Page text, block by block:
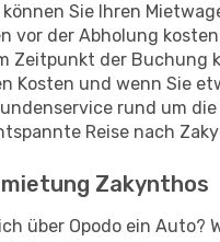
Sie Ihren
vor der Abholung
Zeitpunkt der Buchung
Kosten und wenn Sie
rund um
Reise nach
Zakynthos
über Opodo ein Auto?